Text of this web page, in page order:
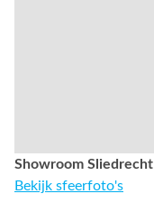
Showroom Sliedrecht
Bekijk sfeerfoto's